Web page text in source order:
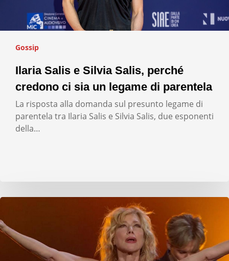
Gossip
Ilaria Salis e Silvia Salis, perché
credono ci sia un legame di parentela
La risposta alla domanda sul presunto legame di
parentela tra Ilaria Salis e Silvia Salis, due esponenti
della…